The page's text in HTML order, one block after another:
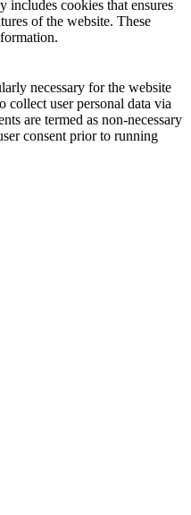
cookies that ensures
of the website. These
necessary for the website
collect user personal data via
are termed as non-necessary
consent prior to running